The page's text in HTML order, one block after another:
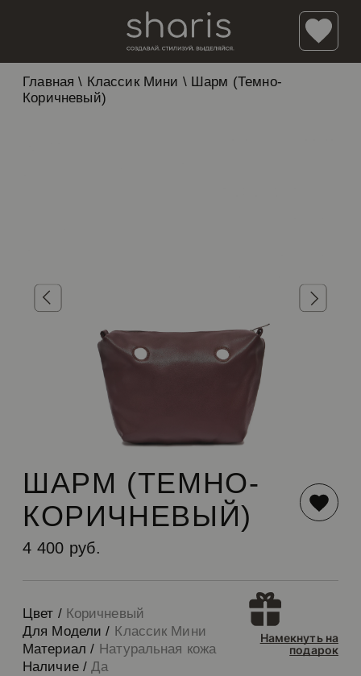
Главная \ Классик Мини \ Шарм (Темно-
Коричневый)
ШАРМ (ТЕМНО-
КОРИЧНЕВЫЙ)
4 400 руб.
Цвет / Коричневый
Для Модели / Классик Мини
Материал / Натуральная кожа
Наличие /Да
Намекнуть на
подарок